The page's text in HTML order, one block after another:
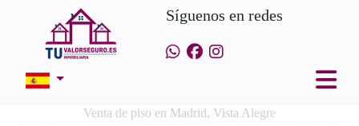
Síguenos en redes
Venta de piso en Madrid, Vista Alegre